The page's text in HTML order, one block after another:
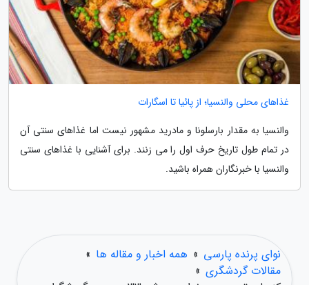
غذاهای محلی والنسیا؛ از پائیا تا اسگارات
والنسیا به مقدار بارسلونا و مادرید مشهور نیست اما غذاهای سنتی آن
در تمام طول تاریخ حرف اول را می زنند. برای آشنایی با غذاهای سنتی
والنسیا با خبرنگاران همراه باشید.
نوای پرنده پارسی » همه اخبار و مقاله ها »
مقالات گردشگری »